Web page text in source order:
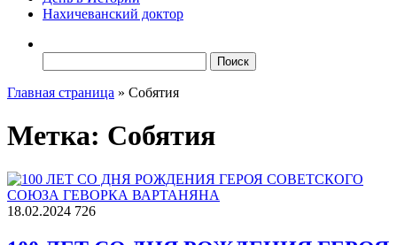
Нахичеванский доктор
Главная страница » Собятия
Метка: Собятия
18.02.2024 726